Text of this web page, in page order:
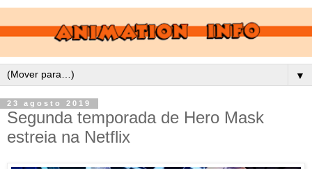
▼
23 agosto 2019
Segunda temporada de Hero Mask
estreia na Netflix